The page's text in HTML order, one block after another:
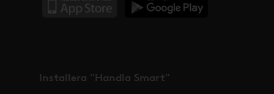
Installera "Handla Smart"